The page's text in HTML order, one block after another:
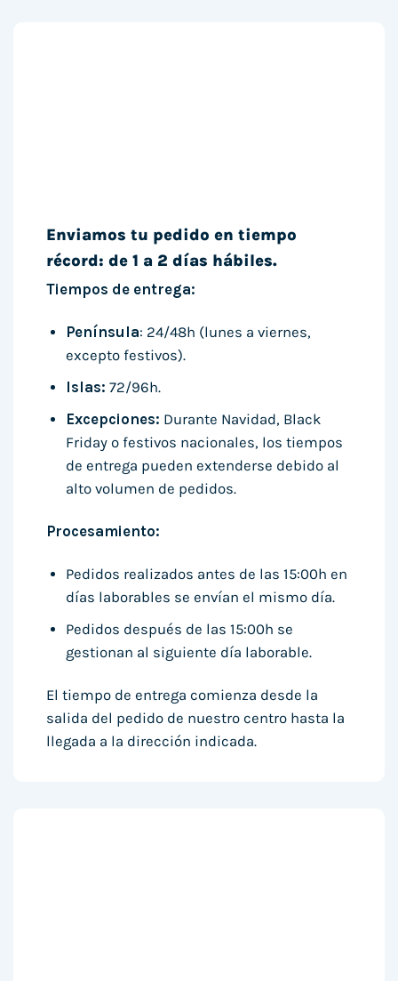
Enviamos tu pedido en tiempo
récord: de 1 a 2 días hábiles.
Tiempos de entrega:
Península: 24/48h (lunes a viernes,
excepto festivos).
Islas: 72/96h.
Excepciones: Durante Navidad, Black
Friday o festivos nacionales, los tiempos
de entrega pueden extenderse debido al
alto volumen de pedidos.
Procesamiento:
Pedidos realizados antes de las 15:00h en
días laborables se envían el mismo día.
Pedidos después de las 15:00h se
gestionan al siguiente día laborable.
El tiempo de entrega comienza desde la
salida del pedido de nuestro centro hasta la
llegada a la dirección indicada.